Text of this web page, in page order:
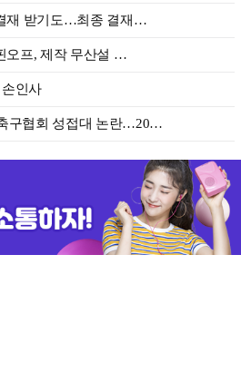
재 받기도…최종 결재…
오프, 제작 무산설 …
인사
구협회 성접대 논란…20…